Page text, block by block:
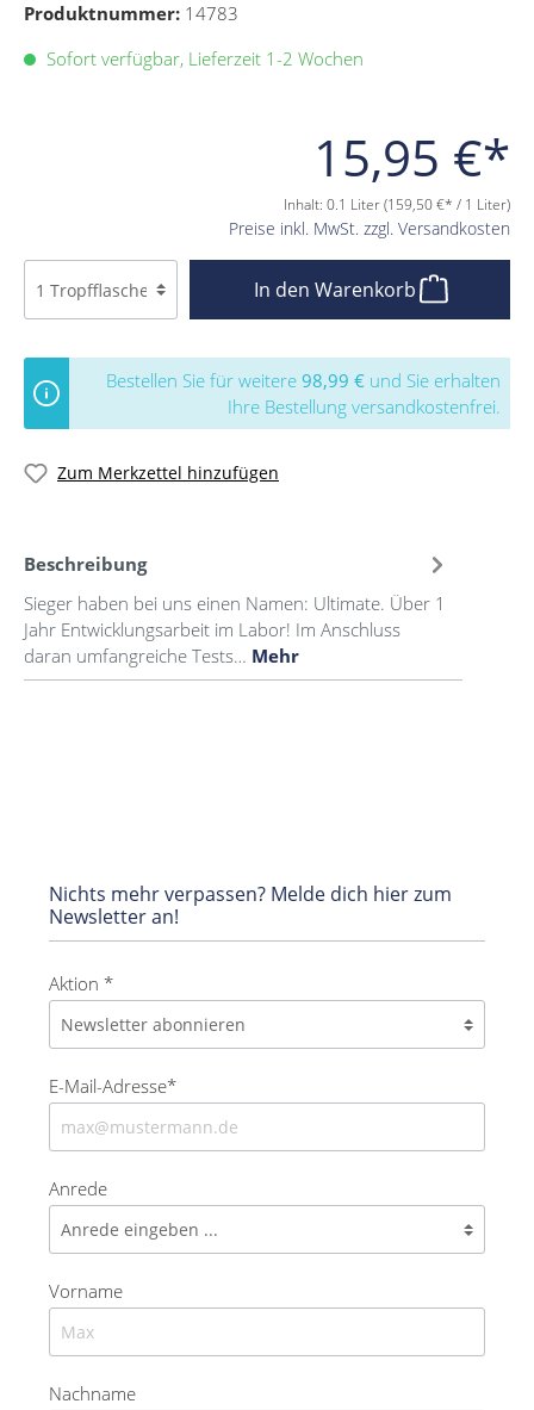
Produktnummer: 14783
15,95 €*
Inhalt: 0.1 Liter(159,50 €* / 1 Liter)
Preise inkl. MwSt. zzgl. Versandkosten
Sofort verfügbar, Lieferzeit 1-2 Wochen
In den Warenkorb
Bestellen Sie für weitere 98,99 € und Sie erhalten
Ihre Bestellung versandkostenfrei.
Zum Merkzettel hinzufügen
Beschreibung
Sieger haben bei uns einen Namen: Ultimate. Über 1
Jahr Entwicklungsarbeit im Labor! Im Anschluss
daran umfangreiche Tests… Mehr
Nichts mehr verpassen? Melde dich hier zum
Newsletter an!
Aktion *
E-Mail-Adresse*
Anrede
Vorname
Nachname